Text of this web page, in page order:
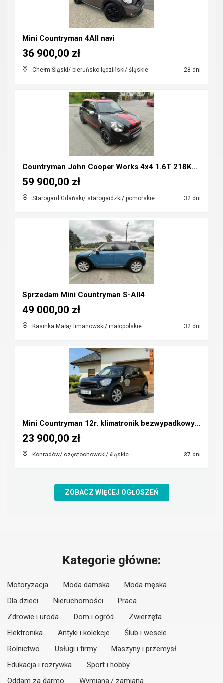
Mini Countryman 4All navi
Chełm Śląski/ bieruńsko-lędziński/ śląskie 28 dni
36 900,00 zł
Countryman John Cooper Works 4x4 1.6T 218KM Mozliw...
Starogard Gdański/ starogardzki/ pomorskie 32 dni
59 900,00 zł
Sprzedam Mini Countryman S-All4
Kasinka Mała/ limanowski/ małopolskie 32 dni
49 000,00 zł
Mini Countryman 12r. klimatronik bezwypadkowy Cz-w...
Konradów/ częstochowski/ śląskie 37 dni
23 900,00 zł
ZOBACZ WIĘCEJ OGŁOSZEŃ
Kategorie główne:
Motoryzacja Moda damska
Moda męska
Dla dzieci
Nieruchomości
Praca
Zdrowie i uroda
Dom i ogród
Zwierzęta
Elektronika
Antyki i kolekcje
Ślub i wesele
Rolnictwo
Usługi i firmy
Maszyny i przemysł
Edukacja i rozrywka
Sport i hobby
Oddam za darmo
Wymiana / zamiana